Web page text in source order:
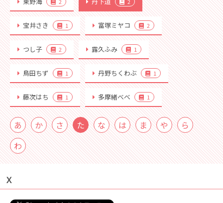
宝井さき 1 富塚ミヤコ 2
つし子 2 露久ふみ 1
鳥田ちず 1 丹野ちくわぶ 1
藤次はち 1 多摩緒べべ 1
あ か さ た な は ま や
ら
わ
Ｘ